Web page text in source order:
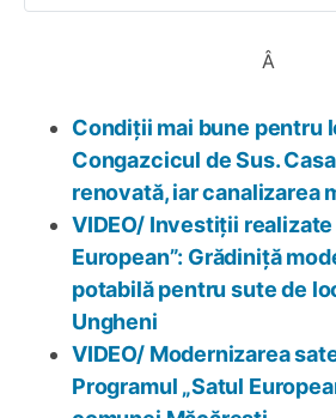
Â
Condiții mai bune pentru
Congazcicul de Sus.
renovată, iar canalizarea
VIDEO/ Investiții realizate
European”: Grădiniță
potabilă pentru sute de
Ungheni
VIDEO/ Modernizarea
Programul „Satul